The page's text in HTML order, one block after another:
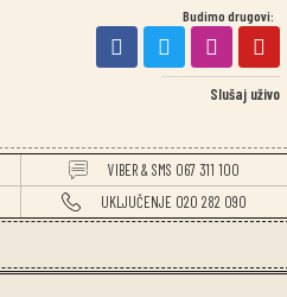
Budimo drugovi:
Slušaj uživo
VIBER & SMS 067 311 100
UKLJUČENJE 020 282 090